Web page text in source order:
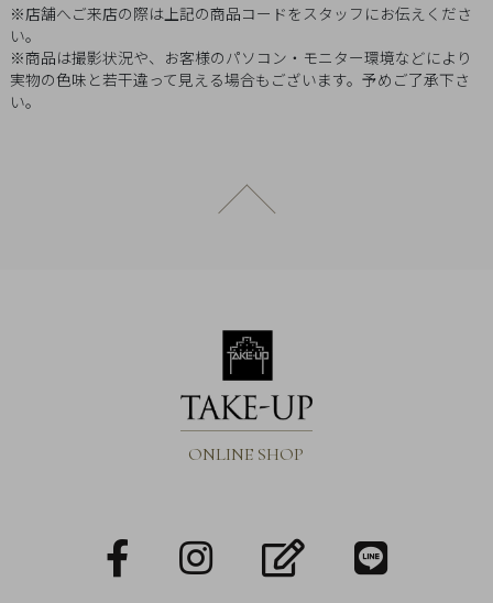
※店舗へご来店の際は上記の商品コードをスタッフにお伝えくださ
い。
※商品は撮影状況や、お客様のパソコン・モニター環境などにより
実物の色味と若干違って見える場合もございます。予めご了承下さ
い。
ページトップへ戻る
ONLINE SHOP
facebook
Instagram
blogLINE
会